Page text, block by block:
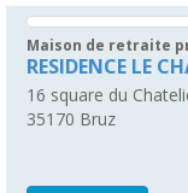
Maison de retraite
RESIDENCE LE
16 square du
35170 Bruz